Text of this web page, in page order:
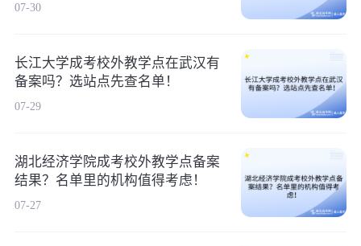
07-30
长江大学成考校外教学点在武汉有
备案吗？选站点先查名单！
07-29
湖北经济学院成考校外教学点备案
结果？名单里的机构值得考虑！
07-27